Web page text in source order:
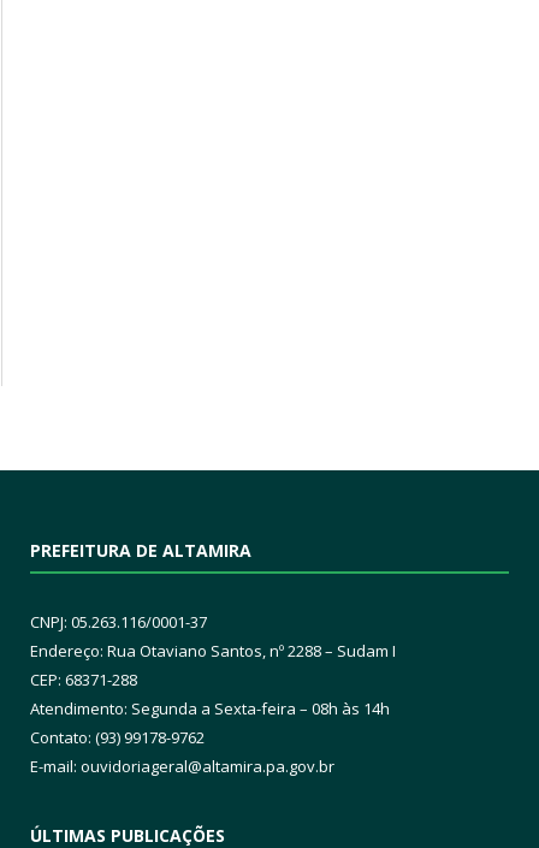
PREFEITURA DE ALTAMIRA
CNPJ: 05.263.116/0001-37
Endereço: Rua Otaviano Santos, nº 2288 – Sudam I
CEP: 68371-288
Atendimento: Segunda a Sexta-feira – 08h às 14h
Contato: (93) 99178-9762
E-mail: ouvidoriageral@altamira.pa.gov.br
ÚLTIMAS PUBLICAÇÕES